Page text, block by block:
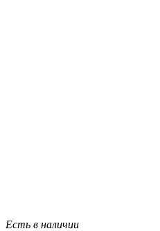
Есть в наличии